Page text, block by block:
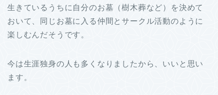
生きているうちに自分のお墓（樹木葬など）を決めて
おいて、同じお墓に入る仲間とサークル活動のように
楽しむんだそうです。
今は生涯独身の人も多くなりましたから、いいと思い
ます。